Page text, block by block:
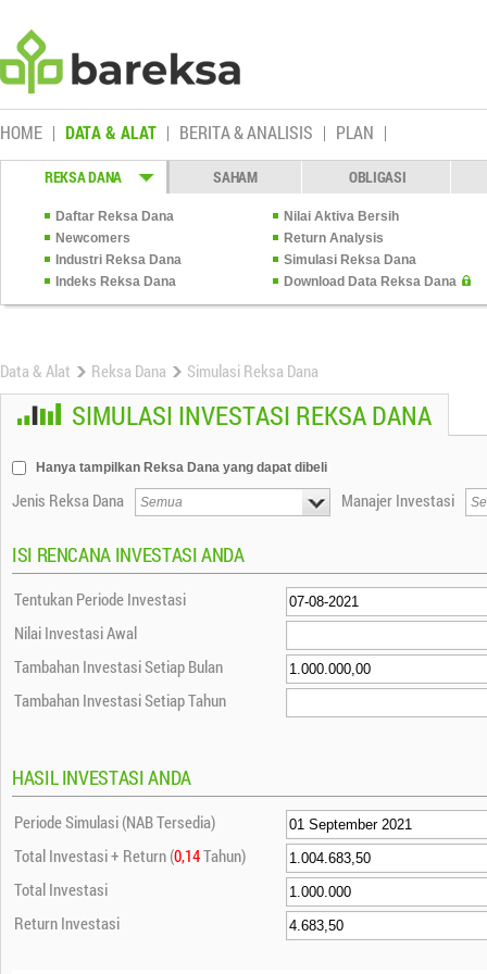
HOME DATA & ALAT BERITA & ANALISIS PLAN
REKSA DANA SAHAM OBLIGASI
Daftar Reksa Dana
Nilai Aktiva Bersih
Newcomers
Return Analysis
Industri Reksa Dana
Simulasi Reksa Dana
Indeks Reksa Dana
Download Data Reksa Dana
Data & Alat Reksa Dana Simulasi Reksa Dana
SIMULASI INVESTASI REKSA DANA
Hanya tampilkan Reksa Dana yang dapat dibeli
Jenis Reksa Dana Manajer Investasi
ISI RENCANA INVESTASI ANDA
Tentukan Periode Investasi
Nilai Investasi Awal
Tambahan Investasi Setiap Bulan
Tambahan Investasi Setiap Tahun
HASIL INVESTASI ANDA
Periode Simulasi (NAB Tersedia)
Total Investasi + Return (0,14Tahun)
Total Investasi
Return Investasi